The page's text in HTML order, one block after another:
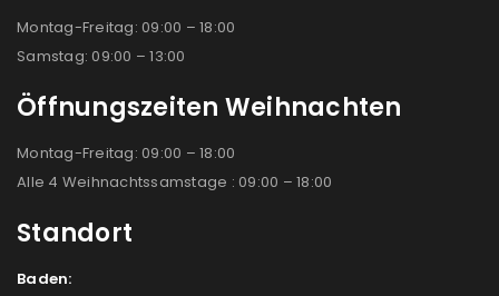
Montag-Freitag: 09:00 – 18:00
Samstag: 09:00 – 13:00
Öffnungszeiten Weihnachten
Montag-Freitag: 09:00 – 18:00
Alle 4 Weihnachtssamstage : 09:00 – 18:00
Standort
Baden: